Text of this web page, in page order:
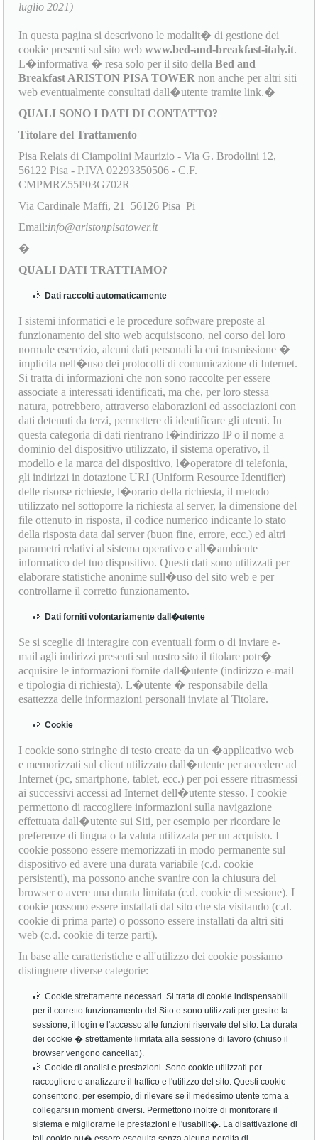
luglio 2021)
In questa pagina si descrivono le modalit� di gestione dei
cookie presenti sul sito webwww.bed-and-breakfast-italy.it.
L�informativa � resa solo per il sito dellaBed and
Breakfast ARISTON PISA TOWER non anche per altri siti
web eventualmente consultati dall�utente tramite link.�
QUALI SONO I DATI DI CONTATTO?
Titolare del Trattamento
Pisa Relais di Ciampolini Maurizio - Via G. Brodolini 12,
56122 Pisa - P.IVA 02293350506 - C.F.
CMPMRZ55P03G702R
Via Cardinale Maffi, 21 56126 Pisa Pi
Email:info@aristonpisatower.it
�
QUALI DATI TRATTIAMO?
Dati raccolti automaticamente
I sistemi informatici e le procedure software preposte al
funzionamento del sito web acquisiscono, nel corso del loro
normale esercizio, alcuni dati personali la cui trasmissione �
implicita nell�uso dei protocolli di comunicazione di Internet.
Si tratta di informazioni che non sono raccolte per essere
associate a interessati identificati, ma che, per loro stessa
natura, potrebbero, attraverso elaborazioni ed associazioni con
dati detenuti da terzi, permettere di identificare gli utenti. In
questa categoria di dati rientrano l�indirizzo IP o il nome a
dominio del dispositivo utilizzato, il sistema operativo, il
modello e la marca del dispositivo, l�operatore di telefonia,
gli indirizzi in dotazione URI (Uniform Resource Identifier)
delle risorse richieste, l�orario della richiesta, il metodo
utilizzato nel sottoporre la richiesta al server, la dimensione del
file ottenuto in risposta, il codice numerico indicante lo stato
della risposta data dal server (buon fine, errore, ecc.) ed altri
parametri relativi al sistema operativo e all�ambiente
informatico del tuo dispositivo. Questi dati sono utilizzati per
elaborare statistiche anonime sull�uso del sito web e per
controllarne il corretto funzionamento.
Dati forniti volontariamente dall�utente
Se si sceglie di interagire con eventuali form o di inviare e-
mail agli indirizzi presenti sul nostro sito il titolare potr�
acquisire le informazioni fornite dall�utente (indirizzo e-mail
e tipologia di richiesta). L�utente � responsabile della
esattezza delle informazioni personali inviate al Titolare.
Cookie
I cookie sono stringhe di testo create da un �applicativo web
e memorizzati sul client utilizzato dall�utente per accedere ad
Internet (pc, smartphone, tablet, ecc.) per poi essere ritrasmessi
ai successivi accessi ad Internet dell�utente stesso. I cookie
permettono di raccogliere informazioni sulla navigazione
effettuata dall�utente sui Siti, per esempio per ricordare le
preferenze di lingua o la valuta utilizzata per un acquisto. I
cookie possono essere memorizzati in modo permanente sul
dispositivo ed avere una durata variabile (c.d. cookie
persistenti), ma possono anche svanire con la chiusura del
browser o avere una durata limitata (c.d. cookie di sessione). I
cookie possono essere installati dal sito che sta visitando (c.d.
cookie di prima parte) o possono essere installati da altri siti
web (c.d. cookie di terze parti).
In base alle caratteristiche e all'utilizzo dei cookie possiamo
distinguere diverse categorie:
Cookie strettamente necessari. Si tratta di cookie indispensabili
per il corretto funzionamento del Sito e sono utilizzati per gestire la
sessione, il login e l'accesso alle funzioni riservate del sito. La durata
dei cookie � strettamente limitata alla sessione di lavoro (chiuso il
browser vengono cancellati).
Cookie di analisi e prestazioni. Sono cookie utilizzati per
raccogliere e analizzare il traffico e l'utilizzo del sito. Questi cookie
consentono, per esempio, di rilevare se il medesimo utente torna a
collegarsi in momenti diversi. Permettono inoltre di monitorare il
sistema e migliorarne le prestazioni e l'usabilit�. La disattivazione di